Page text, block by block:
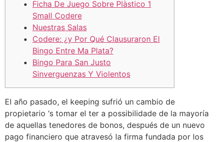
Ficha De Juego Sobre Plàstico 1
Small Codere
Nuestras Salas
Codere: ¿y Por Qué Clausuraron El
Bingo Entre Ma Plata?
Bingo Para San Justo
Sinverguenzas Y Violentos
El año pasado, el keeping sufrió un cambio de
propietario ‘s tomar el ter a possibilidade de la mayoría
de aquellas tenedores de bonos, después de un nuevo
pago financiero que atravesó la firma fundada por los